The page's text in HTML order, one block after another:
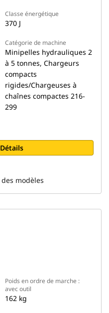
Classe énergétique
370 J
Catégorie de machine
Minipelles hydrauliques 2
à 5 tonnes, Chargeurs
compacts
rigides/Chargeuses à
chaînes compactes 216-
299
modèles
Poids en ordre de marche :
avec outil
162 kg